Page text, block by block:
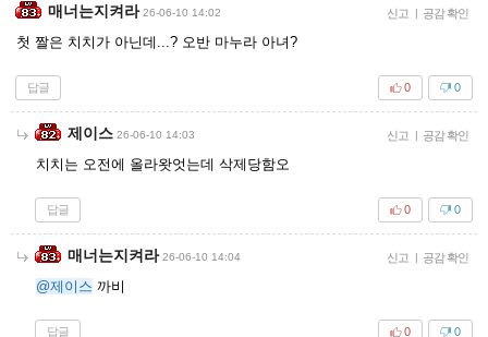
매너는지켜라 26-06-10 14:02 신고 | 공감 확인
첫 짤은 치치가 아닌데...? 오반 마누라 아녀?
답글 0
0
제이스 26-06-10 14:03 신고 | 공감 확인
치치는 오전에 올라왓엇는데 삭제당함오
답글 0
0
매너는지켜라 26-06-10 14:04 신고 | 공감 확인
@제이스 까비
답글 0
0